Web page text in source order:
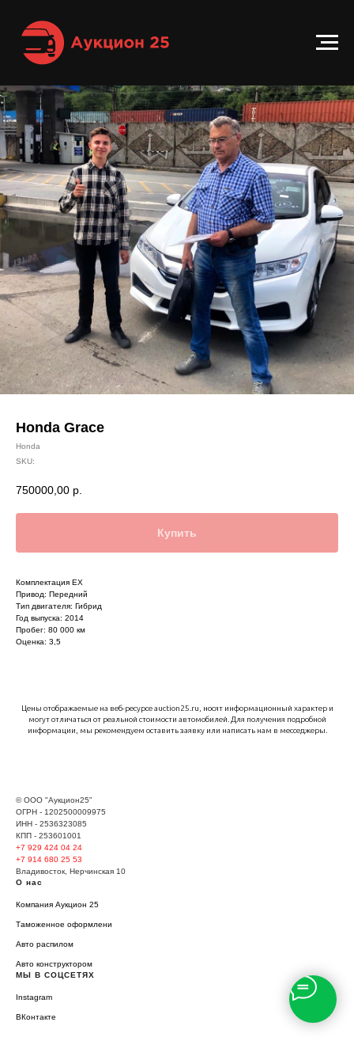
Honda Grace
Honda
SKU:
750000,00 р.
Купить
Комплектация EX
Привод: Передний
Тип двигателя: Гибрид
Год выпуска: 2014
Пробег: 80 000 км
Оценка: 3,5
Цены отображаемые на веб-ресурсе auction25.ru, носят информационный характер и
могут отличаться от реальной стоимости автомобилей. Для получения подробной
информации, мы рекомендуем оставить заявку или написать нам в месседжеры.
© ООО "Аукцион25"
ОГРН - 1202500009975
ИНН - 2536323085
КПП - 253601001
+7 929 424 04 24
+7 914 680 25 53
Владивосток, Нерчинская 10
О нас
Компания Аукцион 25
Таможенное оформлени
Авто распилом
Авто конструктором
МЫ В СОЦСЕТЯХ
Instagram
ВКонтакте